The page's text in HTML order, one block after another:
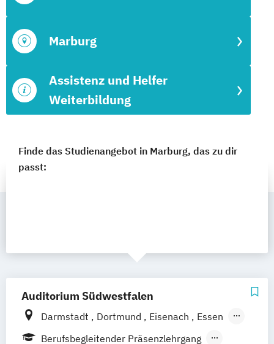
Assistenz und Helfer
Weiterbildung
Marburg
Finde das Studienangebot in Marburg, das zu dir
passt:
Auditorium Südwestfalen
Darmstadt Dortmund Eisenach
Essen
Fulda
Gießen Hamburg
Hannover
Berufsbegleitender Präsenzlehrgang